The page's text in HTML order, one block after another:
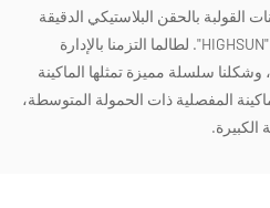
بالحقن البلاستيكي الدقيقة
عالية الجودة تحت العلامة التجارية "HIGHSUN". لطالما التزمنا بالإدارة
وشكلنا سلسلة مميزة تمثلها الماكينة
المفصلية ذات الحمولة المتوسطة،
الكبيرة.